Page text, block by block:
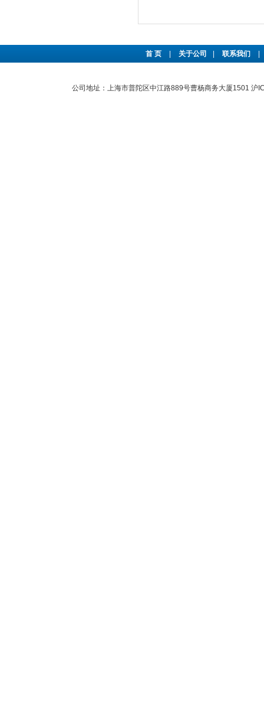
首 页 关于公司 联系我们
公司地址：上海市普陀区中江路889号曹杨商务大厦1501 沪